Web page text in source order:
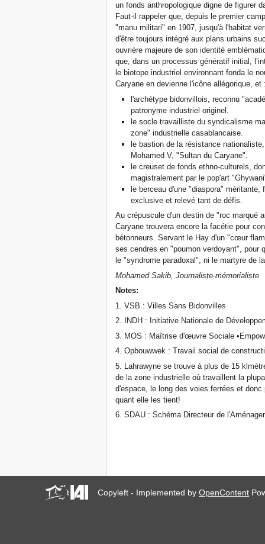
un fonds anthropologique digne de figurer
Faut-il rappeler que, depuis le premier
"manu militari" en 1907, jusqu'à l'habitat
d'être toujours intégré aux plans urbains
ouvrière majeure de son identité
que, dans un processus génératif initial,
le biotope industriel environnant fonda le
Caryane en devienne l'icône allégorique, et
l'archétype bidonvillois, reconnu
patronyme industriel originel.
le socle travailliste du syndicalisme
zone" industrielle casablancaise.
le bastion de la résistance
Mohamed V, "Sultan du Caryane".
le creuset de fonds ethno-culturels,
magistralement par le pop'art
le berceau d'une "diaspora"
exclusive et relevé tant de défis.
Au crépuscule d'un destin de "roc marqué
Caryane trouvera encore la facétie pour
bétonneurs. Servant le Hay d'un "cœur
ses cendres en "poumon verdoyant", pour
le "syndrome paradoxal", ni le martyre de
Mohamed Sakib, Journaliste-mémorialiste
Notes:
1. VSB : Villes Sans Bidonvilles
2. INDH : Initiative Nationale de
3. MOS : Maîtrise d'œuvre Sociale
4. Opbouwwek : Travail social de
5. Lahrawyne se trouve à plus de 15
de la zone industrielle où travaillent la
d'espace, le long des voies ferrées et
quant elle les tient!
6. SDAU : Schéma Directeur de
Copyleft - Implemented byOpenContent